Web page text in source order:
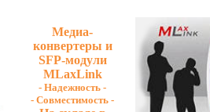
Медиа-
конвертеры и
SFP-модули
MLaxLink
- Надежность -
- Cовместимость -